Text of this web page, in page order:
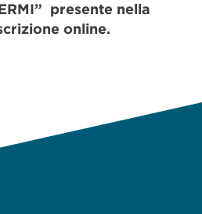
presente nella
online.